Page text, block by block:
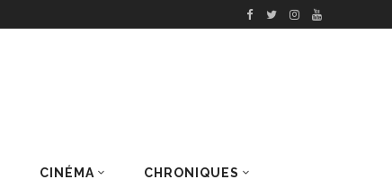
CINÉMA CHRONIQUES